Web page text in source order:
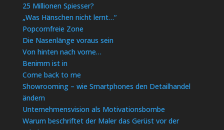
25 Millionen Spiesser?
„Was Hänschen nicht lernt…“
Popcornfreie Zone
Die Nasenlänge voraus sein
Von hinten nach vorne…
Benimm ist in
Come back to me
Showrooming – wie Smartphones den Detailhandel
ändern
Unternehmensvision als Motivationsbombe
Warum beschriftet der Maler das Gerüst vor der